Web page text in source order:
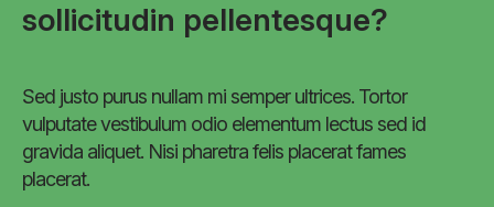
sollicitudin pellentesque?
Sed justo purus nullam mi semper ultrices. Tortor
vulputate vestibulum odio elementum lectus sed id
gravida aliquet. Nisi pharetra felis placerat fames
placerat.